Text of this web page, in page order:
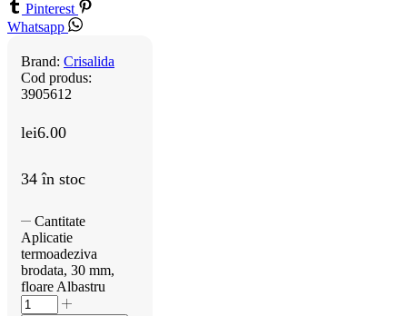
Pinterest
Whatsapp
Brand: Crisalida
Cod produs:
3905612
lei6.00
34 în stoc
Cantitate
Aplicatie
termoadeziva
brodata, 30 mm,
floare Albastru